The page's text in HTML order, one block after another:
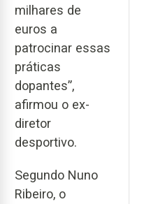
milhares de
euros a
patrocinar essas
práticas
dopantes”,
afirmou o ex-
diretor
desportivo.
Segundo Nuno
Ribeiro, o